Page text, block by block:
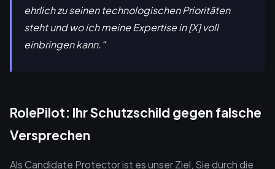
ehrlich zu seinen technologischen Prioritäten
steht und wo ich meine Expertise in [X] voll
einbringen kann.“
RolePilot: Ihr Schutzschild gegen falsche
Versprechen
Als Candidate Protector ist es unser Ziel, Sie durch die